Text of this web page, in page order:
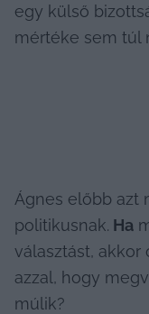
egy külső
mértéke sem túl
Ágnes előbb azt
politikusnak. Ha
választást, akkor
azzal, hogy
múlik?